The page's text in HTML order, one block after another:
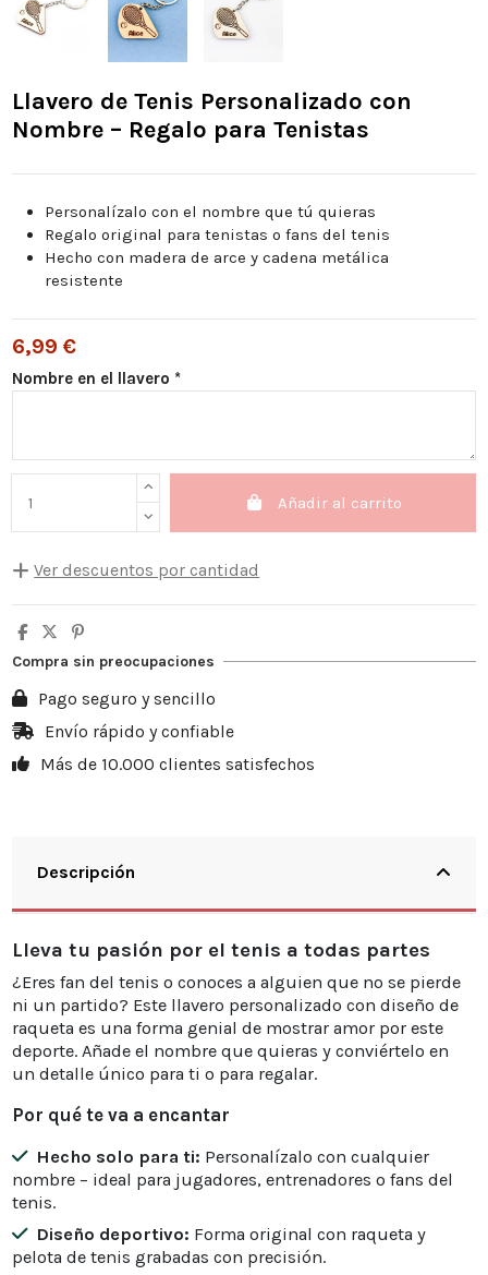
Llavero de Tenis Personalizado con
Nombre – Regalo para Tenistas
Personalízalo con el nombre que tú quieras
Regalo original para tenistas o fans del tenis
Hecho con madera de arce y cadena metálica
resistente
6,99 €
Nombre en el llavero *
Añadir al carrito
Ver descuentos por cantidad
Cantidad Descuento unitario
Usted ahorra
10
20
25%
30
30%
Compra sin preocupaciones
Pago seguro y sencillo
Envío rápido y confiable
Más de 10.000 clientes satisfechos
Descripción
Lleva tu pasión por el tenis a todas partes
¿Eres fan del tenis o conoces a alguien que no se pierde
ni un partido? Este llavero personalizado con diseño de
raqueta es una forma genial de mostrar amor por este
deporte. Añade el nombre que quieras y conviértelo en
un detalle único para ti o para regalar.
Por qué te va a encantar
Hecho solo para ti: Personalízalo con cualquier
nombre – ideal para jugadores, entrenadores o fans del
tenis.
Diseño deportivo: Forma original con raqueta y
pelota de tenis grabadas con precisión.